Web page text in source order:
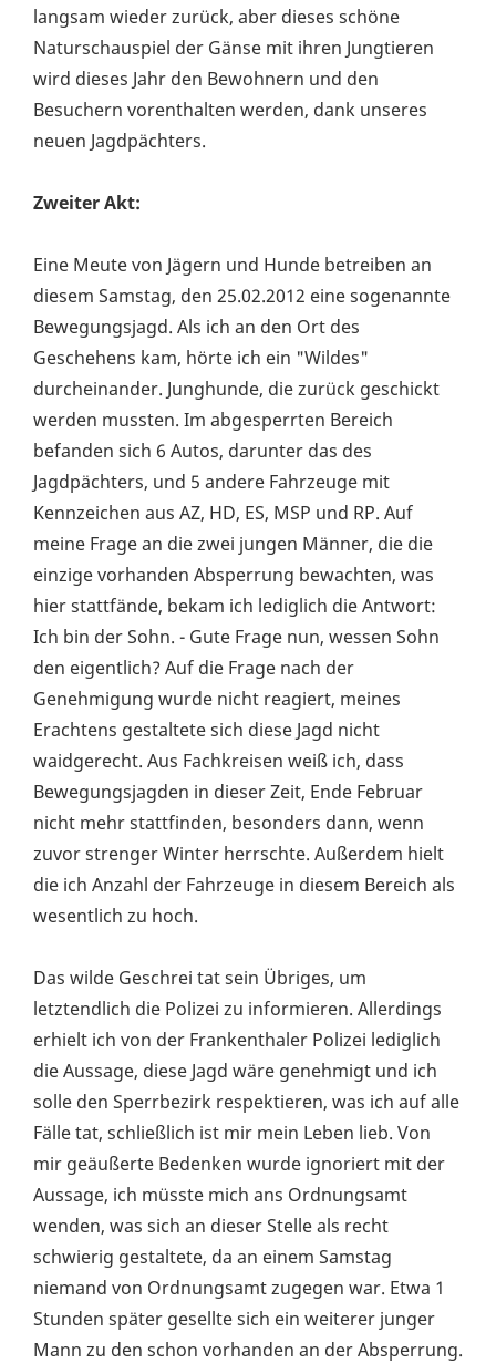
langsam wieder zurück, aber dieses schöne
Naturschauspiel der Gänse mit ihren Jungtieren
wird dieses Jahr den Bewohnern und den
Besuchern vorenthalten werden, dank unseres
neuen Jagdpächters.
Zweiter Akt:
Eine Meute von Jägern und Hunde betreiben an
diesem Samstag, den 25.02.2012 eine sogenannte
Bewegungsjagd. Als ich an den Ort des
Geschehens kam, hörte ich ein "Wildes"
durcheinander. Junghunde, die zurück geschickt
werden mussten. Im abgesperrten Bereich
befanden sich 6 Autos, darunter das des
Jagdpächters, und 5 andere Fahrzeuge mit
Kennzeichen aus AZ, HD, ES, MSP und RP. Auf
meine Frage an die zwei jungen Männer, die die
einzige vorhanden Absperrung bewachten, was
hier stattfände, bekam ich lediglich die Antwort:
Ich bin der Sohn. - Gute Frage nun, wessen Sohn
den eigentlich? Auf die Frage nach der
Genehmigung wurde nicht reagiert, meines
Erachtens gestaltete sich diese Jagd nicht
waidgerecht. Aus Fachkreisen weiß ich, dass
Bewegungsjagden in dieser Zeit, Ende Februar
nicht mehr stattfinden, besonders dann, wenn
zuvor strenger Winter herrschte. Außerdem hielt
die ich Anzahl der Fahrzeuge in diesem Bereich als
wesentlich zu hoch.
Das wilde Geschrei tat sein Übriges, um
letztendlich die Polizei zu informieren. Allerdings
erhielt ich von der Frankenthaler Polizei lediglich
die Aussage, diese Jagd wäre genehmigt und ich
solle den Sperrbezirk respektieren, was ich auf alle
Fälle tat, schließlich ist mir mein Leben lieb. Von
mir geäußerte Bedenken wurde ignoriert mit der
Aussage, ich müsste mich ans Ordnungsamt
wenden, was sich an dieser Stelle als recht
schwierig gestaltete, da an einem Samstag
niemand von Ordnungsamt zugegen war. Etwa 1
Stunden später gesellte sich ein weiterer junger
Mann zu den schon vorhanden an der Absperrung.